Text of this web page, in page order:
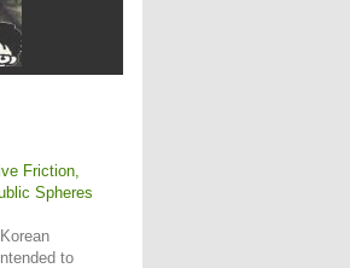
Friction,
Spheres
to